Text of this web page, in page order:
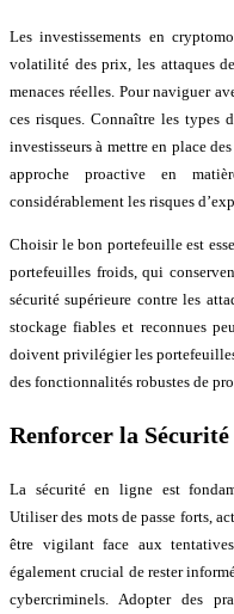
Les investissements en
volatilité des prix, les attaques
menaces réelles. Pour naviguer
ces risques. Connaître les types
investisseurs à mettre en place
approche proactive en
considérablement les risques
Choisir le bon portefeuille est
portefeuilles froids, qui
sécurité supérieure contre les
stockage fiables et reconnues
doivent privilégier les
des fonctionnalités robustes de
Renforcer la
La sécurité en ligne est
Utiliser des mots de passe forts,
être vigilant face aux
également crucial de rester
cybercriminels. Adopter des